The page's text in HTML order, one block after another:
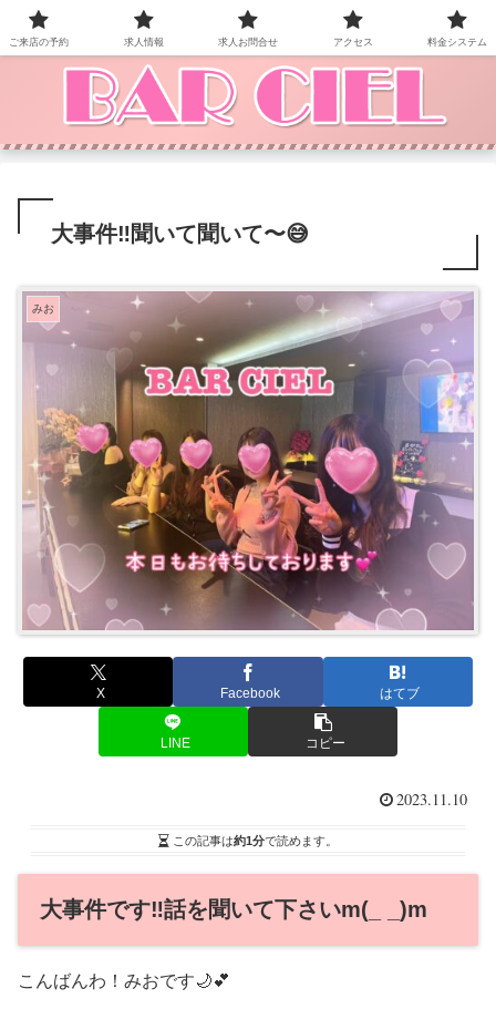
BAR CIEL！ご来店お待ちしています。
大事件‼️聞いて聞いて〜😅
みお
X Facebook はてブ
LINE コピー
2023.11.10
この記事は約1分で読めます。
大事件です‼️話を聞いて下さいm(_ _)m
こんばんわ！みおです🌙💕
ご来店の予約 求人情報 求人お問合せ アクセス 料金システム